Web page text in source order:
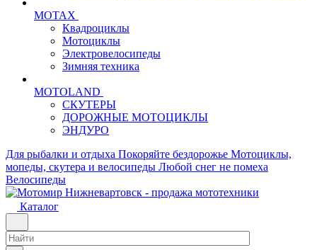
MOTAX
Квадроциклы
Мотоциклы
Электровелосипеды
Зимняя техника
MOTOLAND
СКУТЕРЫ
ДОРОЖНЫЕ МОТОЦИКЛЫ
ЭНДУРО
Для рыбалки и отдыха Покоряйте бездорожье Мотоциклы,
мопеды, скутера и велосипеды Любой снег не помеха
Велосипеды
Каталог